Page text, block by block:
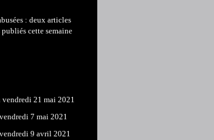
: deux articles
publiés cette semaine
21 mai 2021
7 mai 2021
9 avril 2021